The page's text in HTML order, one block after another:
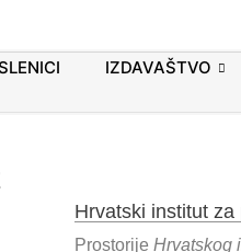
IZDAVAŠTVO
Hrvatski institut za
Prostorije Hrvatskog